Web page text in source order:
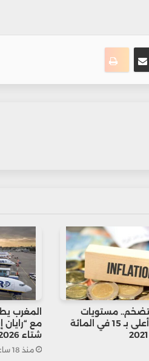
مشاركة عبر البريدطباعة
مستويات
الأسعار تظل أعلى بـ 15 في المائة
المغرب
مع “رايان
شتاء 2026
منذ 18 ساعة